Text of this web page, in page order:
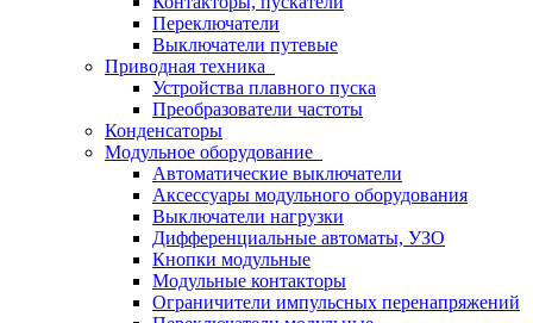
Переключатели
Выключатели путевые
Приводная техника
Устройства плавного пуска
Преобразователи частоты
Конденсаторы
Модульное оборудование
Автоматические выключатели
Аксессуары модульного оборудования
Выключатели нагрузки
Дифференциальные автоматы, УЗО
Кнопки модульные
Модульные контакторы
Ограничители импульсных перенапряжений